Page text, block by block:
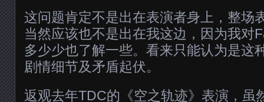
这问题肯定不是出在表演者身上，整场
当然应该也不是出在我这边，因为我对
多少少也了解一些。看来只能认为是这
剧情细节及矛盾起伏。
返观去年TDC的《空之轨迹》表演，虽